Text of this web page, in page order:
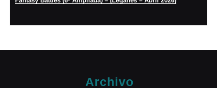
Archivo